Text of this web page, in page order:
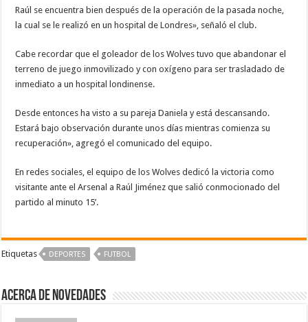
Raúl se encuentra bien después de la operación de la pasada noche,
la cual se le realizó en un hospital de Londres», señaló el club.
Cabe recordar que el goleador de los Wolves tuvo que abandonar el
terreno de juego inmovilizado y con oxígeno para ser trasladado de
inmediato a un hospital londinense.
Desde entonces ha visto a su pareja Daniela y está descansando.
Estará bajo observación durante unos días mientras comienza su
recuperación», agregó el comunicado del equipo.
En redes sociales, el equipo de los Wolves dedicó la victoria como
visitante ante el Arsenal a Raúl Jiménez que salió conmocionado del
partido al minuto 15’.
Etiquetas DEPORTES FUTBOL
Acerca de NOVEDADES